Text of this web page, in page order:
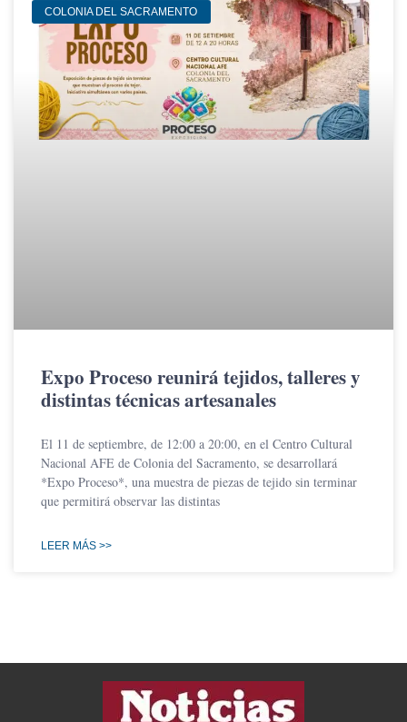
COLONIA DEL SACRAMENTO
Expo Proceso reunirá tejidos, talleres y
distintas técnicas artesanales
El 11 de septiembre, de 12:00 a 20:00, en el Centro Cultural
Nacional AFE de Colonia del Sacramento, se desarrollará
*Expo Proceso*, una muestra de piezas de tejido sin terminar
que permitirá observar las distintas
LEER MÁS >>